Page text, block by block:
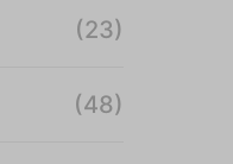
(23)
(48)